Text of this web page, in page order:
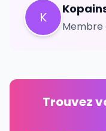
K
Membre
Trouvez